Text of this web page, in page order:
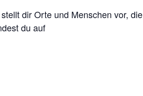
dir Orte und Menschen vor, die
du auf